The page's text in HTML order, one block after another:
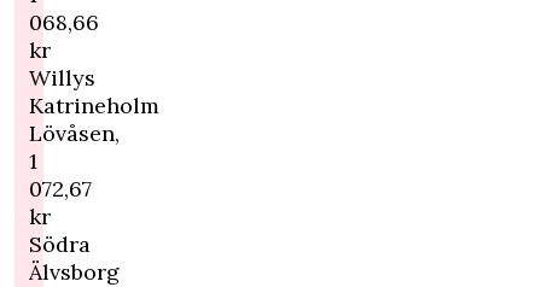
068,66
kr
Willys
Katrineholm
Lövåsen,
1
072,67
kr
Södra
Älvsborg